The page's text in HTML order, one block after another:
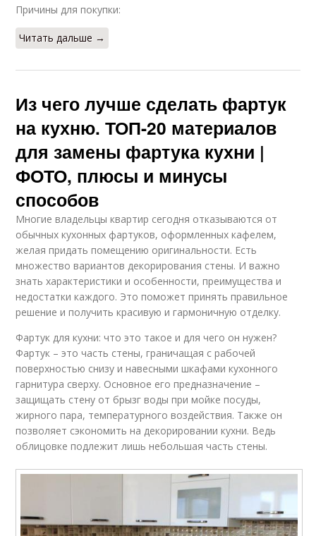
Материал для
кухонного фартука
Причины для покупки:
Читать дальше →
Из чего лучше сделать фартук
на кухню. ТОП-20 материалов
для замены фартука кухни |
ФОТО, плюсы и минусы
способов
Многие владельцы квартир сегодня отказываются от
обычных кухонных фартуков, оформленных кафелем,
желая придать помещению оригинальности. Есть
множество вариантов декорирования стены. И важно
знать характеристики и особенности, преимущества и
недостатки каждого. Это поможет принять правильное
решение и получить красивую и гармоничную отделку.
Фартук для кухни: что это такое и для чего он нужен?
Фартук – это часть стены, граничащая с рабочей
поверхностью снизу и навесными шкафами кухонного
гарнитура сверху. Основное его предназначение –
защищать стену от брызг воды при мойке посуды,
жирного пара, температурного воздействия. Также он
позволяет сэкономить на декорировании кухни. Ведь
облицовке подлежит лишь небольшая часть стены.